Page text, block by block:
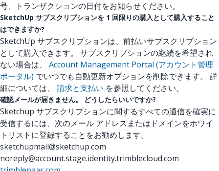
号、トランザクションの日付をお知らせください。
SketchUp サブスクリプションを 1 回限りの購入として購入すること
はできますか?
SketchUp サブスクリプションは、前払いサブスクリプション
として購入できます。 サブスクリプションの継続を希望され
ない場合は、 Account Management Portal (アカウント管理
ポータル) でいつでも自動更新オプションを削除できます。 詳
細については、 請求と支払い を参照してください。
確認メールが届きません。 どうしたらいいですか?
Sketchup サブスクリプションに関するすべての通信を確実に
受信するには、次のメール アドレスまたはドメインをホワイ
トリストに登録することをお勧めします。
sketchupmail@sketchup.com
noreply@account.stage.identity.trimblecloud.com